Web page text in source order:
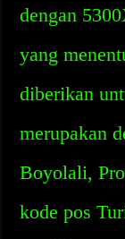
dengan
yang
diberikan
merupakan
Boyolali,
kode pos